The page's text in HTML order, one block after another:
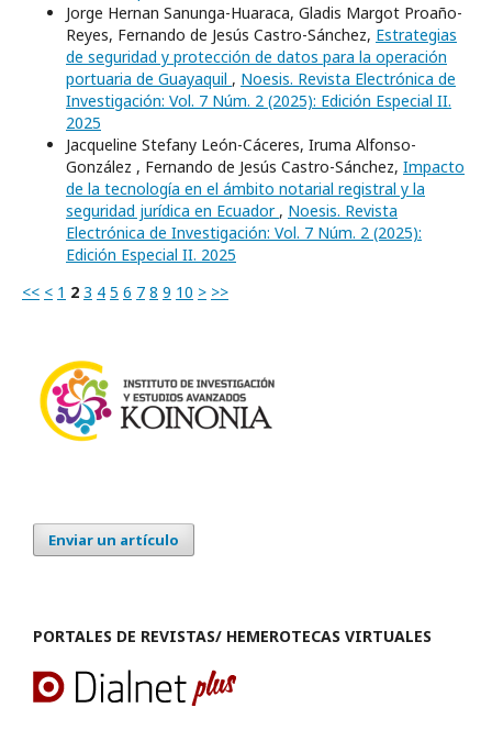
Jorge Hernan Sanunga-Huaraca, Gladis Margot Proaño-
Reyes, Fernando de Jesús Castro-Sánchez, Estrategias
de seguridad y protección de datos para la operación
portuaria de Guayaquil , Noesis. Revista Electrónica de
Investigación: Vol. 7 Núm. 2 (2025): Edición Especial II.
2025
Jacqueline Stefany León-Cáceres, Iruma Alfonso-
González , Fernando de Jesús Castro-Sánchez, Impacto
de la tecnología en el ámbito notarial registral y la
seguridad jurídica en Ecuador , Noesis. Revista
Electrónica de Investigación: Vol. 7 Núm. 2 (2025):
Edición Especial II. 2025
<< < 1 2 3 4 5 6 7 8 9 10 > >>
Enviar un artículo
PORTALES DE REVISTAS/ HEMEROTECAS VIRTUALES